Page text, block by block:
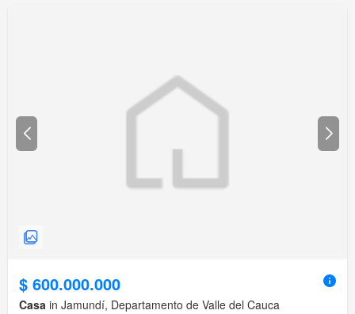
$ 600.000.000
Casa in Jamundí, Departamento de Valle del Cauca